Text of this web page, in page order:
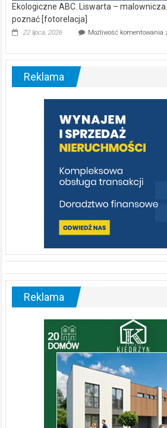
Ekologiczne ABC. Liswarta –
poznać [fotorelacja]
22 lipca, 2026 Możliwość komentowania
Reklama
Reklama